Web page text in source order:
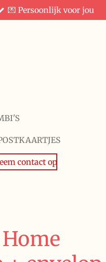
💌 Persoonlijk voor jou
contact op